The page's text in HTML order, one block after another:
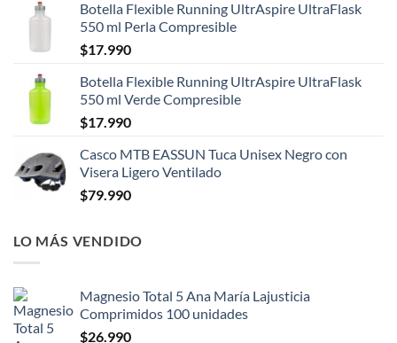
Botella Flexible Running UltrAspire UltraFlask
550 ml Perla Compresible
$17.990
Botella Flexible Running UltrAspire UltraFlask
550 ml Verde Compresible
$17.990
Casco MTB EASSUN Tuca Unisex Negro con
Visera Ligero Ventilado
$79.990
LO MÁS VENDIDO
Magnesio Total 5 Ana María Lajusticia
Comprimidos 100 unidades
$26.990